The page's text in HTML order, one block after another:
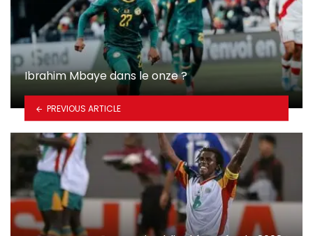
Ibrahim Mbaye dans le onze ?
PREVIOUS ARTICLE